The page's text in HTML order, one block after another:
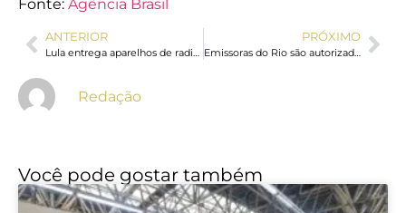
Fonte: Agência Brasil
ANTERIOR
Lula entrega aparelhos de radioterapia em São Paulo
PRÓXIMO
Emissoras do Rio são autorizadas a retransmitir canais digitais de TV
Redação
Você pode gostar também